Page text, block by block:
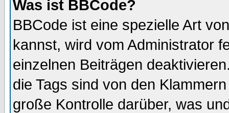
Was ist BBCode?
BBCode ist eine spezielle Art
kannst, wird vom Administrator
einzelnen Beiträgen
die Tags sind von den
große Kontrolle darüber, was